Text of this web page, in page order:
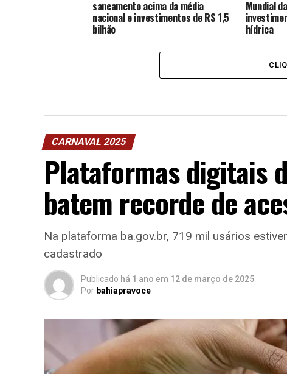
saneamento acima da média
nacional e investimentos de R$ 1,5
bilhão
Mundial
hídrica
CARNAVAL 2025
Plataformas digitais
batem recorde de
Na plataforma ba.gov.br, 719 mil usários
cadastrado
Publicado há 1 ano em 12 de março de 2025
Por bahiapravoce